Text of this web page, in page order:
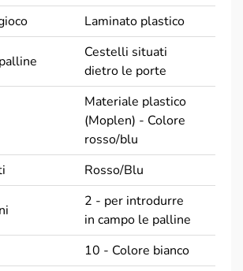
Laminato plastico
Cestelli situati
dietro le porte
Materiale plastico
(Moplen) - Colore
rosso/blu
Rosso/Blu
2 - per introdurre
in campo le palline
10 - Colore bianco